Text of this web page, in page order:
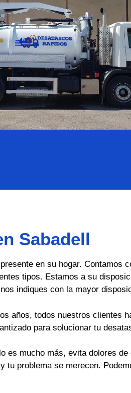
Sabadell
en su hogar. Contamos
tipos. Estamos a su
indiques con la mayor
años, todos nuestros clientes
para solucionar tu
es mucho más, evita dolores de
tu problema se merecen.